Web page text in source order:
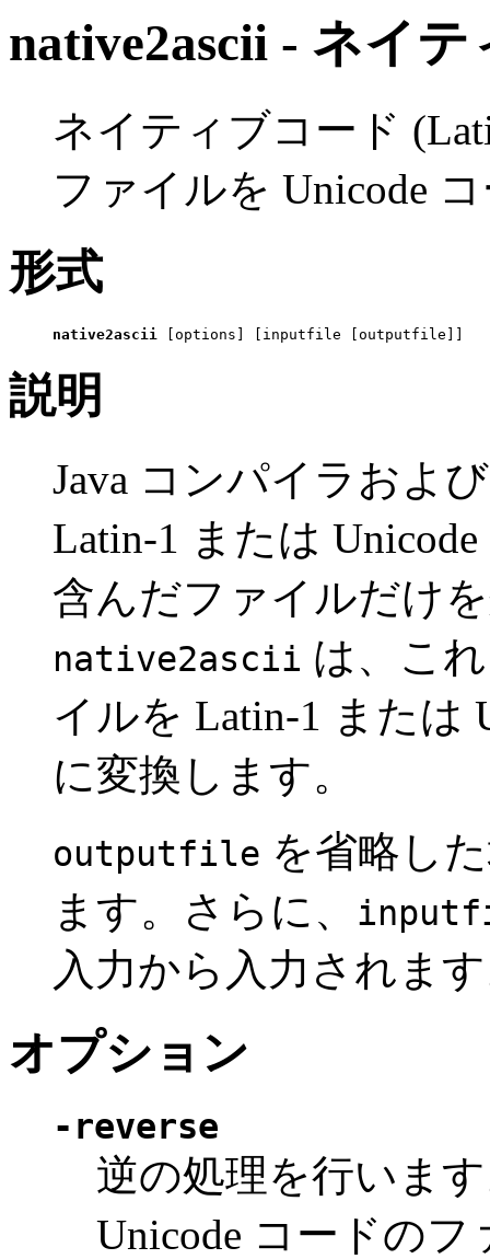
native2ascii - ネイ
ネイティブコード
ファイルを Unicode
形式
native2ascii [options] [inputfile [outputfile]]
説明
Java コンパイラおよ
Latin-1 または
含んだファイルだけ
native2ascii は、こ
イルを Latin-1 または
に変換します。
outputfile を省略し
ます。さらに、
入力から入力されま
オプション
-reverse
逆の処理を行いま
Unicode コードの